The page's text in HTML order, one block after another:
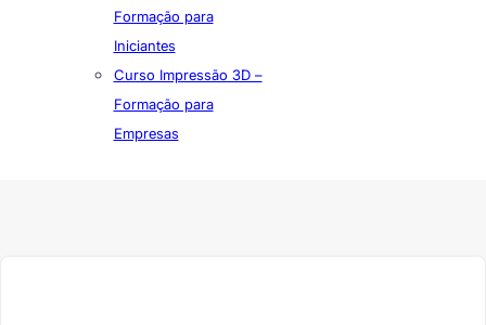
Formação para
Iniciantes
Curso Impressão 3D –
Formação para
Empresas